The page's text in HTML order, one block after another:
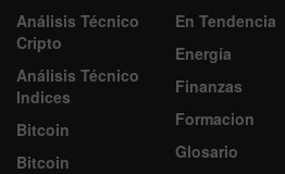
Análisis Técnico
Cripto
Análisis Técnico
Indices
Bitcoin
Bitcoin
En Tendencia
Energía
Finanzas
Formacion
Glosario